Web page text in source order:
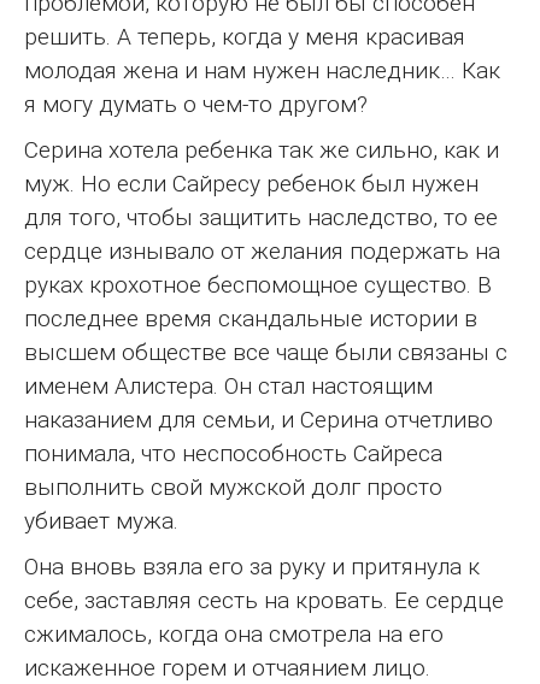
решить. А теперь, когда у меня красивая
молодая жена и нам нужен наследник… Как
я могу думать о чем-то другом?
Серина хотела ребенка так же сильно, как и
муж. Но если Сайресу ребенок был нужен
для того, чтобы защитить наследство, то ее
сердце изнывало от желания подержать на
руках крохотное беспомощное существо. В
последнее время скандальные истории в
высшем обществе все чаще были связаны с
именем Алистера. Он стал настоящим
наказанием для семьи, и Серина отчетливо
понимала, что неспособность Сайреса
выполнить свой мужской долг просто
убивает мужа.
Она вновь взяла его за руку и притянула к
себе, заставляя сесть на кровать. Ее сердце
сжималось, когда она смотрела на его
искаженное горем и отчаянием лицо.